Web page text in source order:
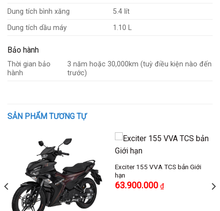
Dung tích bình xăng 5.4 lít
Dung tích dầu máy 1.10 L
Bảo hành
Thời gian bảo
hành
3 năm hoặc 30,000km (tuỳ điều kiện nào đến
trước)
SẢN PHẨM TƯƠNG TỰ
Exciter 155 VVA TCS bản Giới
hạn
63.900.000 ₫